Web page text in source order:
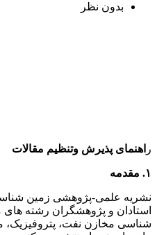
بدون نظر
ر اهنمای پذیرش وتنظیم مقالات
۱. مقدمه
نشریه علمی-پژوهشی زمین
استادان و پژوهشگران رشته
شناسی مخازن نفت،